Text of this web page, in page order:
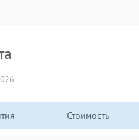
Стоимость